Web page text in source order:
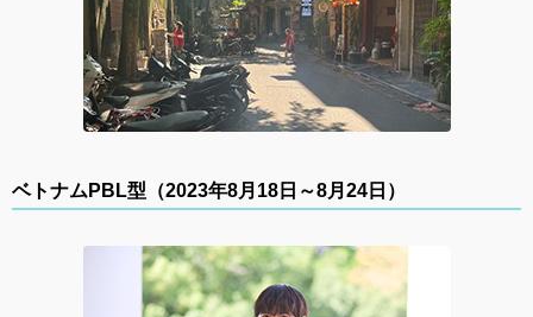
ベトナムPBL型（2023年8月18日～8月24日）